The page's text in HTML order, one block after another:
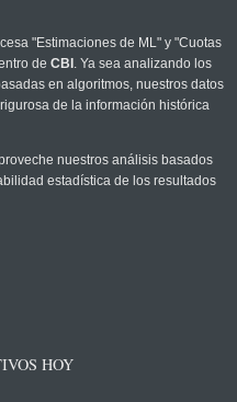
"Estimaciones de ML" y "Cuotas
de CBI . Ya sea analizando los
en algoritmos, nuestros datos
de la información histórica
nuestros análisis basados
estadística de los resultados
HOY